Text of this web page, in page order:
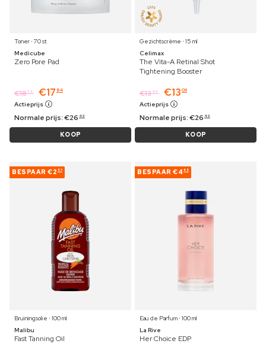
Toner ⋅ 70 st
Medicube
Zero Pore Pad
€1839 €17 84
Actieprijs
Normale prijs:€26 49
KOOP
Gezichtscrème ⋅ 15 ml
Celimax
The Vita-A Retinal Shot
Tightening Booster
€13 49 €13 09
Actieprijs
Normale prijs:€26 49
KOOP
BESPAAR €2 57
Bruiningsolie ⋅ 100 ml
Malibu
Fast Tanning Oil
BESPAAR €4 85
Eau de Parfum ⋅ 100 ml
La Rive
Her Choice EDP